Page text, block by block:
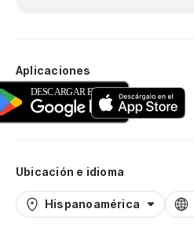
Aplicaciones
Ubicación e idioma
Hispanoamérica